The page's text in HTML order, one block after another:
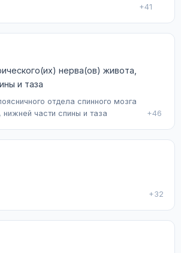
+41
нерва(ов) живота,
и таза
отдела спинного мозга
части спины и таза
+46
+32